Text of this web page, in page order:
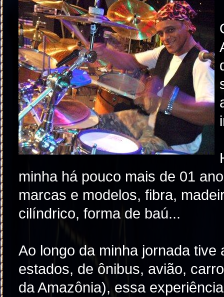
minha há pouco mais de 01
marcas e modelos, fibra,
cilíndrico, forma de baú...
Ao longo da minha jornada
estados, de ônibus, avião,
da Amazônia), essa